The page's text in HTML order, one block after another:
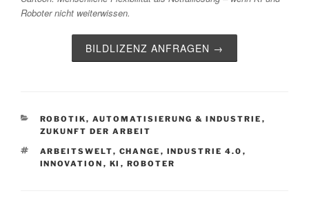
Roboter nicht weiterwissen.
BILDLIZENZ ANFRAGEN →
KATEGORIEN
ROBOTIK, AUTOMATISIERUNG & INDUSTRIE ,
ZUKUNFT DER ARBEIT
SCHLAGWÖRTER
ARBEITSWELT, CHANGE , INDUSTRIE 4.0 ,
INNOVATION , KI , ROBOTER